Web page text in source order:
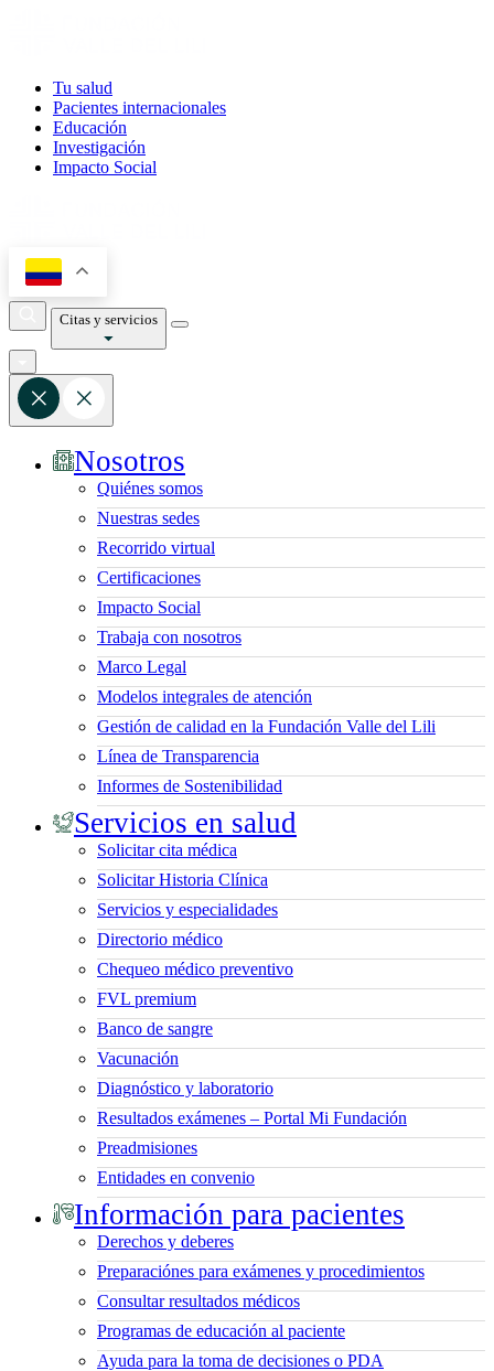
Tu salud
Pacientes internacionales
Educación
Investigación
Impacto Social
Citas y servicios
Nosotros
Quiénes somos
Nuestras sedes
Recorrido virtual
Certificaciones
Impacto Social
Trabaja con nosotros
Marco Legal
Modelos integrales de atención
Gestión de calidad en la Fundación Valle del Lili
Línea de Transparencia
Informes de Sostenibilidad
Servicios en salud
Solicitar cita médica
Solicitar Historia Clínica
Servicios y especialidades
Directorio médico
Chequeo médico preventivo
FVL premium
Banco de sangre
Vacunación
Diagnóstico y laboratorio
Resultados exámenes – Portal Mi Fundación
Preadmisiones
Entidades en convenio
Información para pacientes
Derechos y deberes
Preparaciónes para exámenes y procedimientos
Consultar resultados médicos
Programas de educación al paciente
Ayuda para la toma de decisiones o PDA